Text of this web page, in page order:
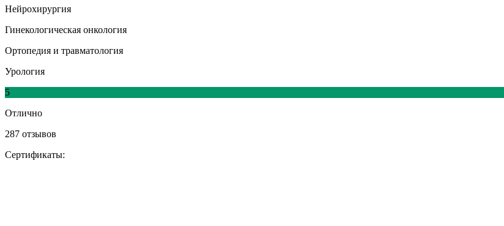
Нейрохирургия
Гинекологическая онкология
Ортопедия и травматология
Урология
5
Отлично
287 отзывов
Сертификаты: